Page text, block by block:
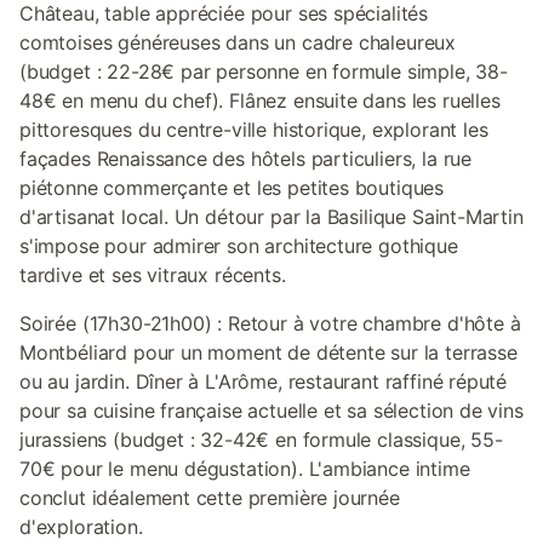
Château, table appréciée pour ses spécialités
comtoises généreuses dans un cadre chaleureux
(budget : 22-28€ par personne en formule simple, 38-
48€ en menu du chef). Flânez ensuite dans les ruelles
pittoresques du centre-ville historique, explorant les
façades Renaissance des hôtels particuliers, la rue
piétonne commerçante et les petites boutiques
d'artisanat local. Un détour par la Basilique Saint-Martin
s'impose pour admirer son architecture gothique
tardive et ses vitraux récents.
Soirée (17h30-21h00) : Retour à votre chambre d'hôte à
Montbéliard pour un moment de détente sur la terrasse
ou au jardin. Dîner à L'Arôme, restaurant raffiné réputé
pour sa cuisine française actuelle et sa sélection de vins
jurassiens (budget : 32-42€ en formule classique, 55-
70€ pour le menu dégustation). L'ambiance intime
conclut idéalement cette première journée
d'exploration.